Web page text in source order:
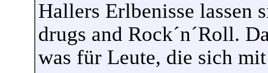
Hallers Erlbenisse lassen
drugs and Rock´n´Roll.
was für Leute, die sich